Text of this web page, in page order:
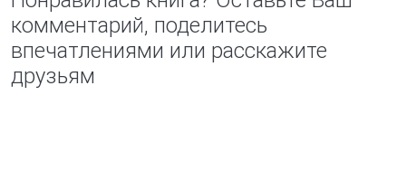
комментарий, поделитесь
впечатлениями или расскажите
друзьям